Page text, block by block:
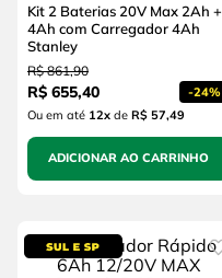
Kit 2 Baterias 20V Max 2Ah +
4Ah com Carregador 4Ah
Stanley
R$ 861,90
R$ 655,40 -24%
Ou em até 12xde R$ 57,49
ADICIONAR AO CARRINHO